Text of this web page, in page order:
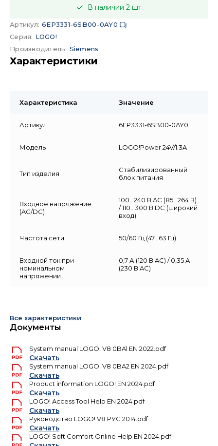
В наличии 2 шт
Артикул: 6EP3331-6SB00-0AY0
Серия: LOGO!
Производитель: Siemens
Характеристики
Характеристика Значение
Артикул 6EP3331-6SB00-0AY0
Модель LOGO!Power 24V/1.3A
Тип изделия
Стабилизированный
блок питания
Входное напряжение
(AC/DC)
100…240 В AC (85…264 В)
/ 110…300 В DC (широкий
вход)
Частота сети 50/60 Гц (47…63 Гц)
Входной ток при
номинальном
напряжении
0,7 А (120 В AC) / 0,35 А
(230 В AC)
Все характеристики
Документы
System manual LOGO! V8 0BA1 EN 2022.pdf
Скачать
System manual LOGO! V8 0BA2 EN 2024.pdf
Скачать
Product information LOGO! EN 2024.pdf
Скачать
LOGO! Access Tool Help EN 2024.pdf
Скачать
Руководство LOGO! V8 РУС 2014.pdf
Скачать
LOGO! Soft Comfort Online Help EN 2024.pdf